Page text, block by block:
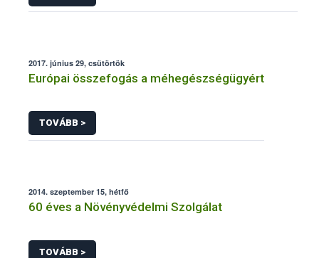
2017. június 29, csütörtök
Európai összefogás a méhegészségügyért
TOVÁBB >
2014. szeptember 15, hétfő
60 éves a Növényvédelmi Szolgálat
TOVÁBB >